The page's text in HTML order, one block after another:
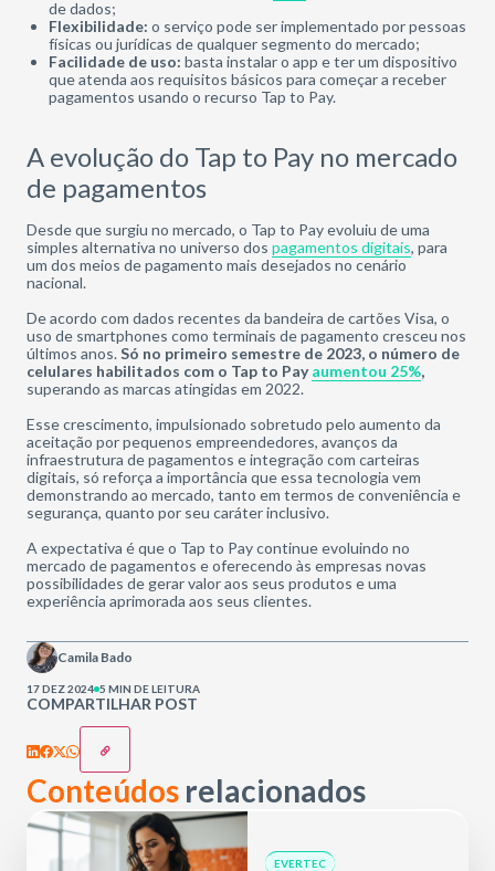
de dados;
Flexibilidade: o serviço pode ser implementado por pessoas
físicas ou jurídicas de qualquer segmento do mercado;
Facilidade de uso: basta instalar o app e ter um dispositivo
que atenda aos requisitos básicos para começar a receber
pagamentos usando o recurso Tap to Pay.
A evolução do Tap to Pay no mercado
de pagamentos
Desde que surgiu no mercado, o Tap to Pay evoluiu de uma
simples alternativa no universo dos pagamentos digitais, para
um dos meios de pagamento mais desejados no cenário
nacional.
De acordo com dados recentes da bandeira de cartões Visa, o
uso de smartphones como terminais de pagamento cresceu nos
últimos anos.Só no primeiro semestre de 2023, o número de
celulares habilitados com o Tap to Payaumentou 25%,
superando as marcas atingidas em 2022.
Esse crescimento, impulsionado sobretudo pelo aumento da
aceitação por pequenos empreendedores, avanços da
infraestrutura de pagamentos e integração com carteiras
digitais, só reforça a importância que essa tecnologia vem
demonstrando ao mercado, tanto em termos de conveniência e
segurança, quanto por seu caráter inclusivo.
A expectativa é que o Tap to Pay continue evoluindo no
mercado de pagamentos e oferecendo às empresas novas
possibilidades de gerar valor aos seus produtos e uma
experiência aprimorada aos seus clientes.
COMPARTILHAR POST
Camila Bado
17 DEZ 2024 5 MIN DE LEITURA
Conteúdos relacionados
EVERTEC